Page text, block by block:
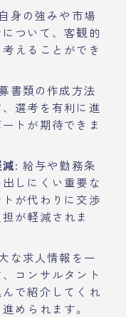
身の強みや市場
ついて、客観的
えることができ
書類の作成方法
選考を有利に進
トが期待できま
: 給与や勤務条
しにくい重要な
が代わりに交渉
が軽減されま
な求人情報を一
コンサルタント
で紹介してくれ
められます。